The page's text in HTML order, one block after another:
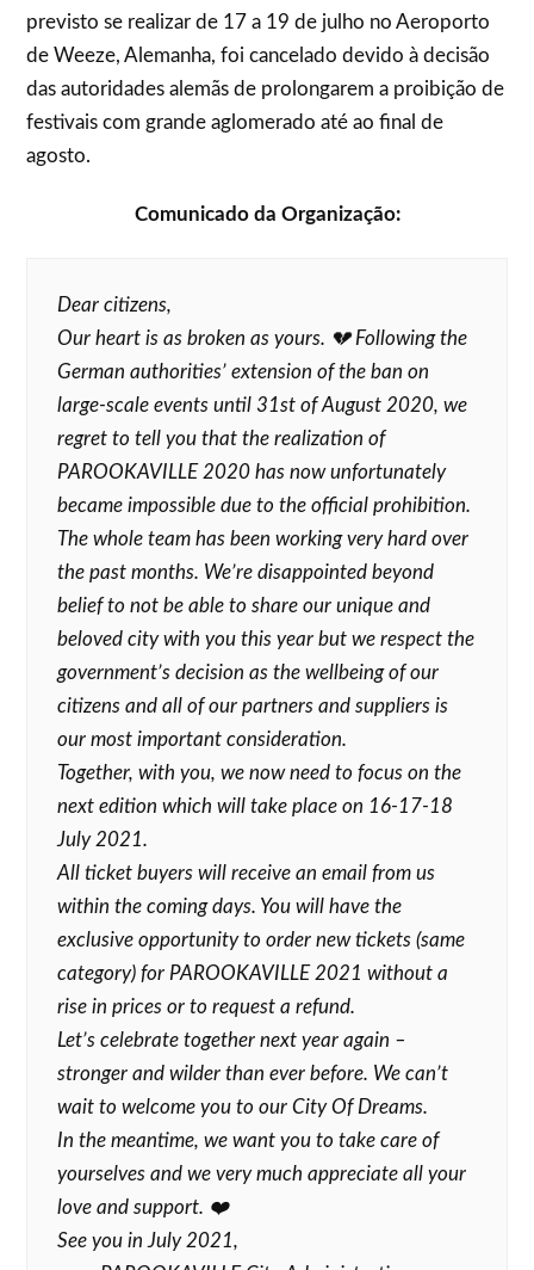
previsto se realizar de 17 a 19 de julho no Aeroporto
de Weeze, Alemanha, foi cancelado devido à decisão
das autoridades alemãs de prolongarem a proibição de
festivais com grande aglomerado até ao final de
agosto.
Comunicado da Organização:
Dear citizens,
Our heart is as broken as yours. 💔 Following the
German authorities’ extension of the ban on
large-scale events until 31st of August 2020, we
regret to tell you that the realization of
PAROOKAVILLE 2020 has now unfortunately
became impossible due to the official prohibition.
The whole team has been working very hard over
the past months. We’re disappointed beyond
belief to not be able to share our unique and
beloved city with you this year but we respect the
government’s decision as the wellbeing of our
citizens and all of our partners and suppliers is
our most important consideration.
Together, with you, we now need to focus on the
next edition which will take place on 16-17-18
July 2021.
All ticket buyers will receive an email from us
within the coming days. You will have the
exclusive opportunity to order new tickets (same
category) for PAROOKAVILLE 2021 without a
rise in prices or to request a refund.
Let’s celebrate together next year again –
stronger and wilder than ever before. We can’t
wait to welcome you to our City Of Dreams.
In the meantime, we want you to take care of
yourselves and we very much appreciate all your
love and support. ❤️
See you in July 2021,